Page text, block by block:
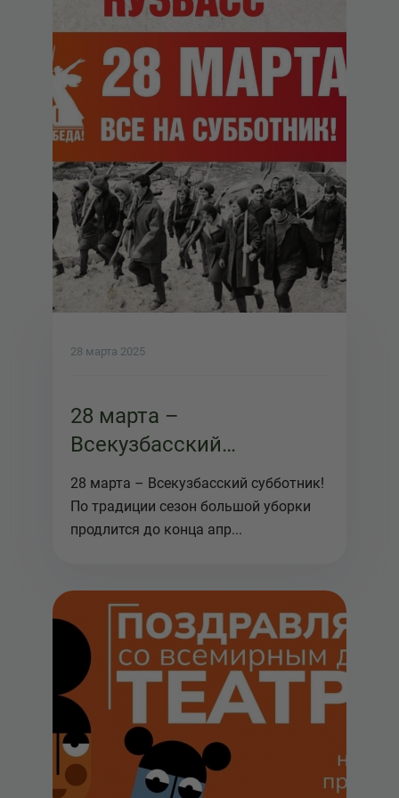
28 марта 2025
28 марта –
Всекузбасский
субботник!
28 марта – Всекузбасский субботник!
По традиции сезон большой уборки
продлится до конца апр...